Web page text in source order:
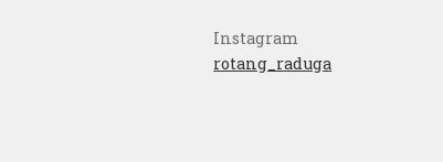
Instagram
rotang_raduga